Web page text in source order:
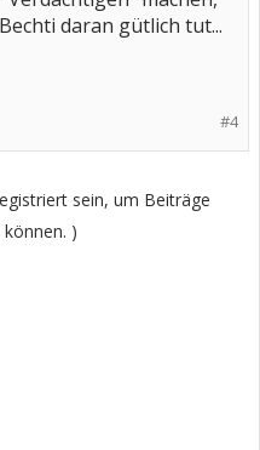
daran gütlich tut...
#4
sein, um Beiträge
)